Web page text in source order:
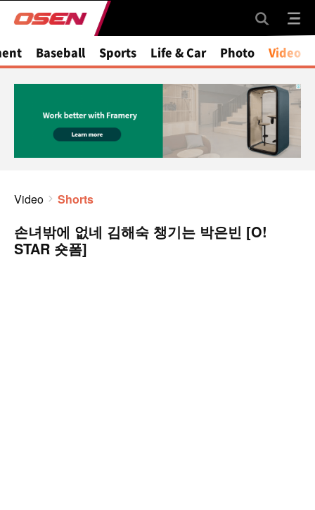
Baseball Sports Life & Car Photo Video
Video Shorts
손녀밖에 없네 김해숙 챙기는 박은빈 [O!
STAR 숏폼]